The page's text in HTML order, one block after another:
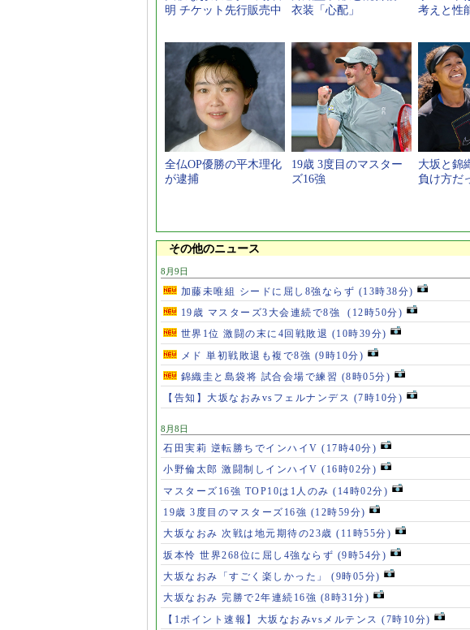
明 チケット先行販売中
衣装「心配」
考えと性
全仏OP優勝の平木理化
が逮捕
19歳 3度目のマスター
ズ16強
大坂と錦
負け方だ
その他のニュース
8月9日
加藤未唯組 シードに屈し8強ならず (13時38分)
19歳 マスターズ3大会連続で8強 (12時50分)
世界1位 激闘の末に4回戦敗退 (10時39分)
メド 単初戦敗退も複で8強 (9時10分)
錦織圭と島袋将 試合会場で練習 (8時05分)
【告知】大坂なおみvsフェルナンデス (7時10分)
8月8日
石田実莉 逆転勝ちでインハイV (17時40分)
小野倫太郎 激闘制しインハイV (16時02分)
マスターズ16強 TOP10は1人のみ (14時02分)
19歳 3度目のマスターズ16強 (12時59分)
大坂なおみ 次戦は地元期待の23歳 (11時55分)
坂本怜 世界268位に屈し4強ならず (9時54分)
大坂なおみ「すごく楽しかった」 (9時05分)
大坂なおみ 完勝で2年連続16強 (8時31分)
【1ポイント速報】大坂なおみvsメルテンス (7時10分)